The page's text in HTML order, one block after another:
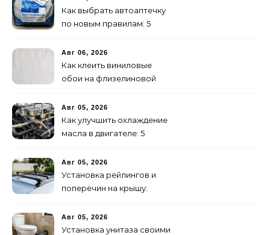
Как выбрать автоаптечку
по новым правилам: 5
Авг 06, 2026
Как клеить виниловые
обои на флизелиновой
инструкция
Авг 05, 2026
Как улучшить охлаждение
масла в двигателе: 5
Авг 05, 2026
Установка рейлингов и
поперечин на крышу:
Авг 05, 2026
Установка унитаза своими